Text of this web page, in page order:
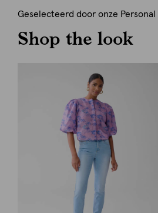
Geselecteerd door onze Personal
Shop the look